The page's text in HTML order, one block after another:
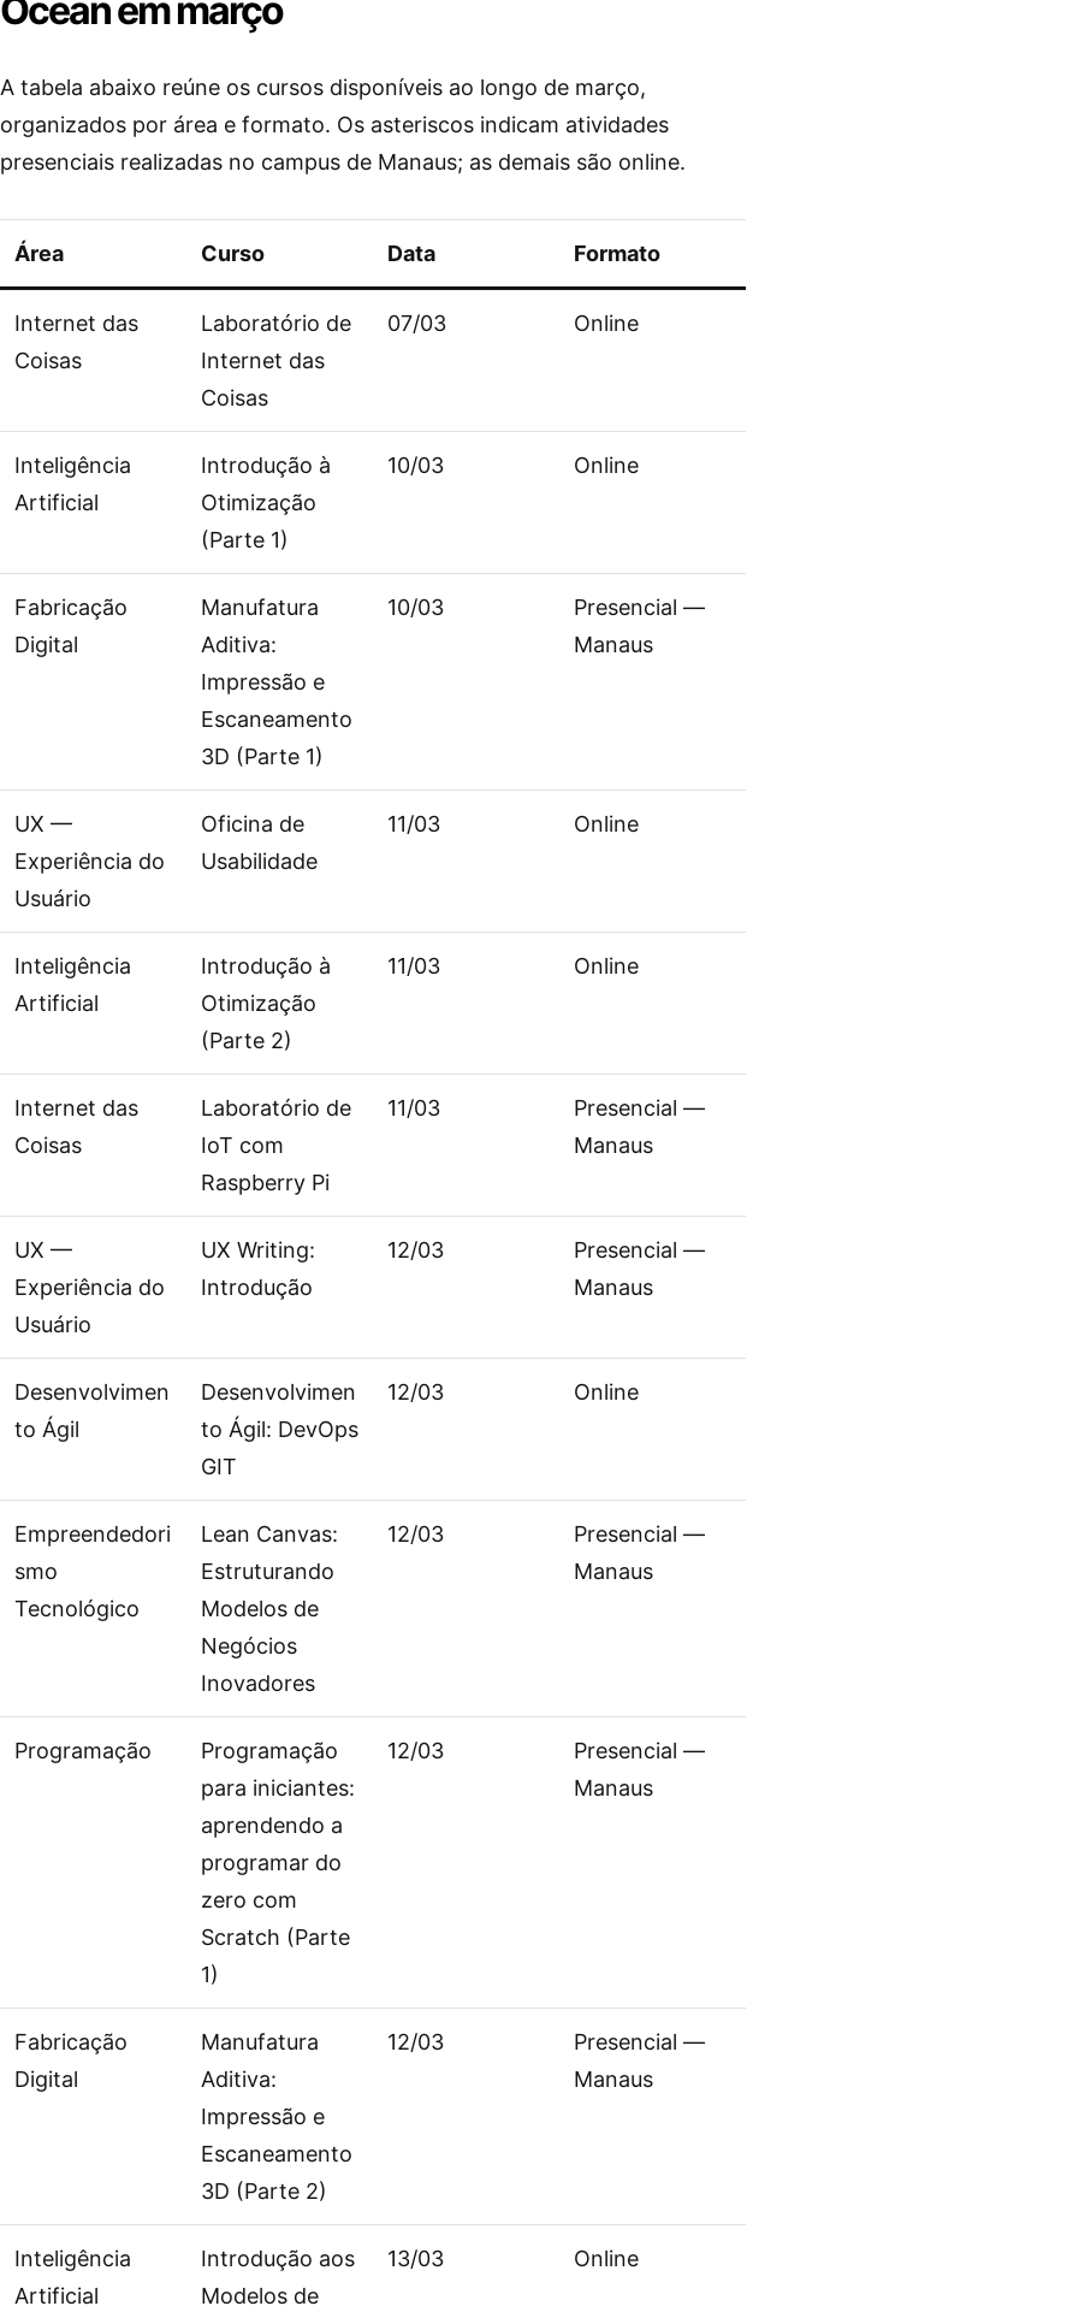
Ocean em março
A tabela abaixo reúne os cursos disponíveis ao longo de março,
organizados por área e formato. Os asteriscos indicam atividades
presenciais realizadas no campus de Manaus; as demais são online.
Área Curso Data Formato
Internet das
Coisas
Laboratório de
Internet das
Coisas
07/03 Online
Inteligência
Artificial
Introdução à
Otimização
(Parte 1)
10/03 Online
Fabricação
Digital
Manufatura
Aditiva:
Impressão e
Escaneamento
3D (Parte 1)
10/03
Presencial —
Manaus
UX —
Experiência do
Usuário
Oficina de
Usabilidade
11/03 Online
Inteligência
Artificial
Introdução à
Otimização
(Parte 2)
11/03 Online
Internet das
Coisas
Laboratório de
IoT com
Raspberry Pi
11/03
Presencial —
Manaus
UX —
Experiência do
Usuário
UX Writing:
Introdução
12/03
Presencial —
Manaus
Desenvolvimen
to Ágil
Desenvolvimen
to Ágil: DevOps
GIT
12/03 Online
Empreendedori
smo
Tecnológico
Lean Canvas:
Estruturando
Modelos de
Negócios
Inovadores
12/03
Presencial —
Manaus
Programação
Programação
para iniciantes:
aprendendo a
programar do
zero com
Scratch (Parte
1)
12/03
Presencial —
Manaus
Fabricação
Digital
Manufatura
Aditiva:
Impressão e
Escaneamento
3D (Parte 2)
12/03
Presencial —
Manaus
Inteligência
Artificial
Introdução aos
Modelos de
13/03 Online